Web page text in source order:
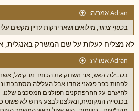
Adran אמר/ה:
בכסף צחור, מילואים ושאר ירקות עדיין מקשים
לא מצליח לעלות על שם המשחק באנגלית,
Adran אמר/ה:
בטבילת האש, אני משחק את הכומר מרקיאל,
לפחות כפר פגאני אחד! אבל העלילה מסתבכת
להיערם על ההרפתקנים הפולנים המסכנים
בכנסייה המקומית, ונאלצנו לבצע גירוש לא פשוט